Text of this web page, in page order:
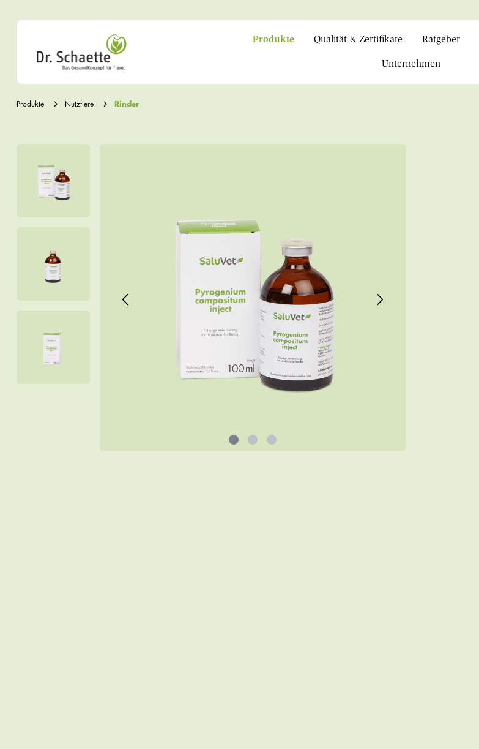
Produkte Qualität & Zertifikate Ratgeber
Unternehmen
Produkte Nutztiere Rinder